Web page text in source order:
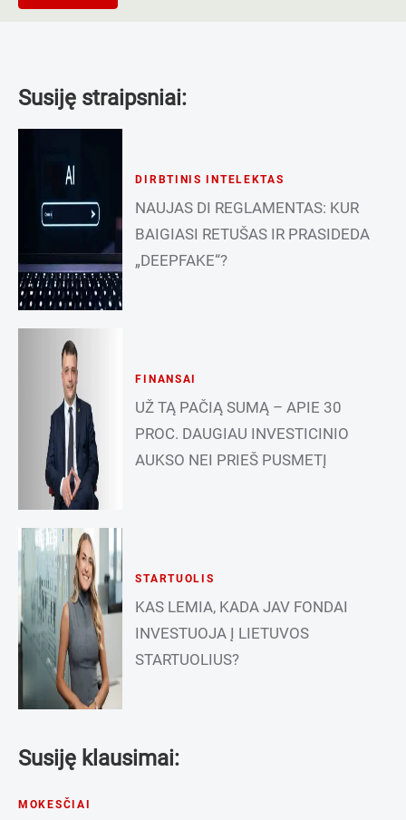
Susiję straipsniai:
DIRBTINIS INTELEKTAS
NAUJAS DI REGLAMENTAS: KUR
BAIGIASI RETUŠAS IR PRASIDEDA
„DEEPFAKE“?
FINANSAI
UŽ TĄ PAČIĄ SUMĄ – APIE 30
PROC. DAUGIAU INVESTICINIO
AUKSO NEI PRIEŠ PUSMETĮ
STARTUOLIS
KAS LEMIA, KADA JAV FONDAI
INVESTUOJA Į LIETUVOS
STARTUOLIUS?
Susiję klausimai:
MOKESČIAI